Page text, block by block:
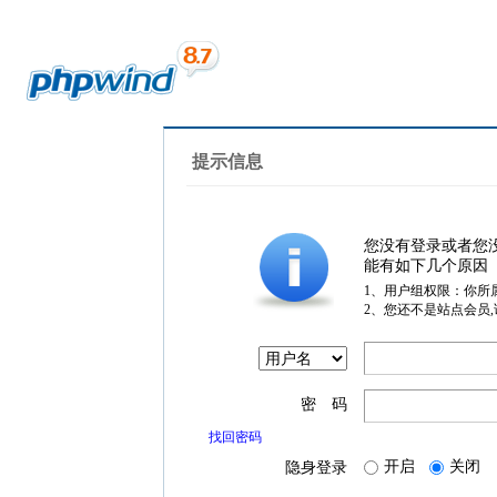
提示信息
您没有登录或者您
能有如下几个原因
1、用户组权限：你所
2、您还不是站点会员
密 码
找回密码
隐身登录 开启 关闭